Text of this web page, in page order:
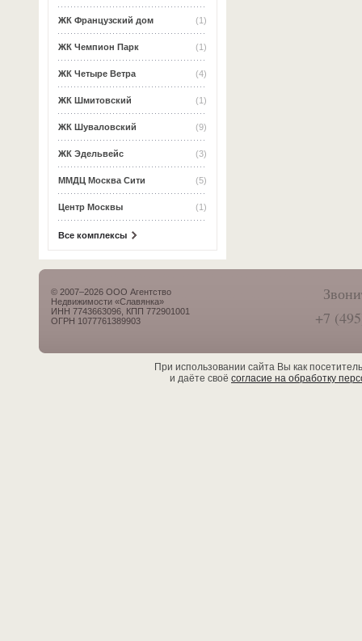
(1)
ЖК Французский дом
(1)
ЖК Чемпион Парк
(4)
ЖК Четыре Ветра
(1)
ЖК Шмитовский
(9)
ЖК Шуваловский
(3)
ЖК Эдельвейс
(5)
ММДЦ Москва Сити
(1)
Центр Москвы
Все комплексы
© 2007–2026 ООО Агентство
Недвижимости «Славянка»
ИНН 7743663096, КПП 772901001
ОГРН 1077761389903
+7
При использовании сайта Вы как
и даёте своё согласие на обработку